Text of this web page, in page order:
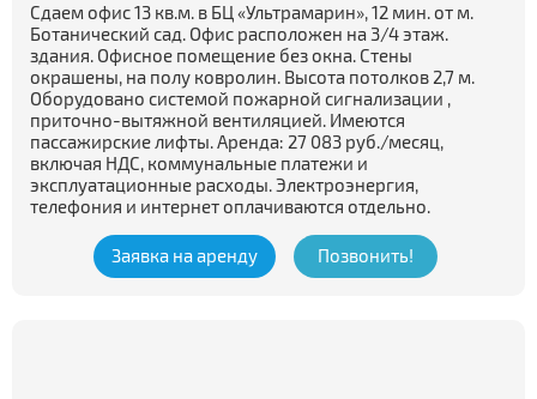
Сдаем офис 13 кв.м. в БЦ «Ультрамарин», 12 мин. от м.
Ботанический сад. Офис расположен на 3/4 этаж.
здания. Офисное помещение без окна. Стены
окрашены, на полу ковролин. Высота потолков 2,7 м.
Оборудовано системой пожарной сигнализации ,
приточно-вытяжной вентиляцией. Имеются
пассажирские лифты. Аренда: 27 083 руб./месяц,
включая НДС, коммунальные платежи и
эксплуатационные расходы. Электроэнергия,
телефония и интернет оплачиваются отдельно.
Заявка на аренду Позвонить!